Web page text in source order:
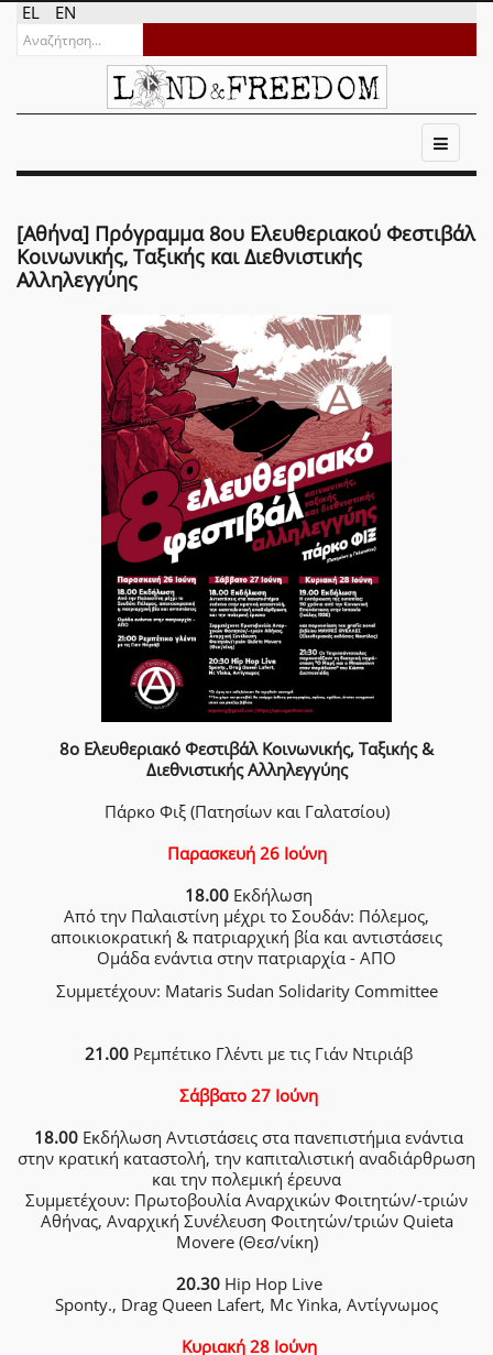
EL EN
[Αθήνα] Πρόγραμμα 8ου Ελευθεριακού Φεστιβάλ
Κοινωνικής, Ταξικής και Διεθνιστικής
Αλληλεγγύης
8ο Ελευθεριακό Φεστιβάλ Κοινωνικής, Ταξικής &
Διεθνιστικής Αλληλεγγύης
Πάρκο Φιξ (Πατησίων και Γαλατσίου)
Παρασκευή 26 Ιούνη
18.00 Εκδήλωση
Από την Παλαιστίνη μέχρι το Σουδάν: Πόλεμος,
αποικιοκρατική & πατριαρχική βία και αντιστάσεις
Ομάδα ενάντια στην πατριαρχία - ΑΠΟ
Συμμετέχουν: Mataris Sudan Solidarity Committee
21.00 Ρεμπέτικο Γλέντι με τις Γιάν Ντιριάβ
Σάββατο 27 Ιούνη
18.00 Εκδήλωση Αντιστάσεις στα πανεπιστήμια ενάντια
στην κρατική καταστολή, την καπιταλιστική αναδιάρθρωση
και την πολεμική έρευνα
Συμμετέχουν: Πρωτοβουλία Αναρχικών Φοιτητών/-τριών
Αθήνας, Αναρχική Συνέλευση Φοιτητών/τριών Quieta
Movere (Θεσ/νίκη)
20.30Hip Hop Live
Sponty., Drag Queen Lafert, Mc Yinka, Αντίγνωμος
Κυριακή 28 Ιούνη